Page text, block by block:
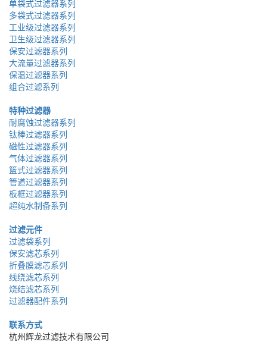
单袋式过滤器系列
多袋式过滤器系列
工业级过滤器系列
卫生级过滤器系列
保安过滤器系列
大流量过滤器系列
保温过滤器系列
组合过滤系列
特种过滤器
耐腐蚀过滤器系列
钛棒过滤器系列
磁性过滤器系列
气体过滤器系列
篮式过滤器系列
管道过滤器系列
板框过滤器系列
超纯水制备系列
过滤元件
过滤袋系列
保安滤芯系列
折叠膜滤芯系列
线绕滤芯系列
烧结滤芯系列
过滤器配件系列
联系方式
杭州辉龙过滤技术有限公司